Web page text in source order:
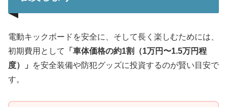
電動キックボードを安全に、そして長く楽しむためには、
初期費用として
「車体価格の約1割（1万円〜1.5万円程
度）」
を安全装備や防犯グッズに投資するのが賢い目安で
す。